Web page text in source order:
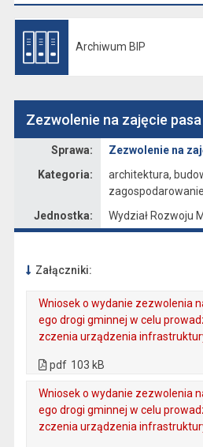
Archiwum BIP
Zezwolenie na zajęcie
Sprawa:
Zezwolenie na
Kategoria:
architektura,
Jednostka:
Wydział Rozwoju
Załączniki:
Wniosek o wydanie zezwolenia
ego drogi gminnej w celu
zczenia urządzenia
pdf 103 kB
Wniosek o wydanie zezwolenia
ego drogi gminnej w celu
zczenia urządzenia